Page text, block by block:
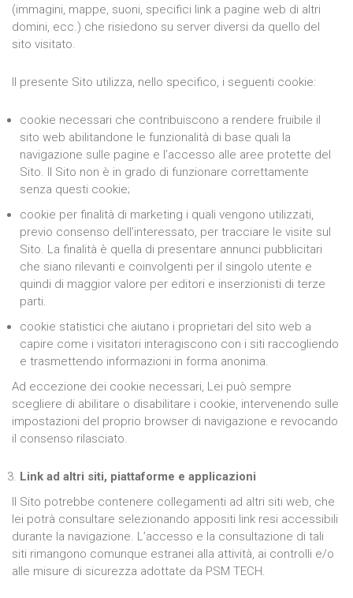
(immagini, mappe, suoni, specifici link a pagine web di altri
domini, ecc.) che risiedono su server diversi da quello del
sito visitato.
Il presente Sito utilizza, nello specifico, i seguenti cookie:
cookie necessari che contribuiscono a rendere fruibile il
sito web abilitandone le funzionalità di base quali la
navigazione sulle pagine e l’accesso alle aree protette del
Sito. Il Sito non è in grado di funzionare correttamente
senza questi cookie;
cookie per finalità di marketing i quali vengono utilizzati,
previo consenso dell’interessato, per tracciare le visite sul
Sito. La finalità è quella di presentare annunci pubblicitari
che siano rilevanti e coinvolgenti per il singolo utente e
quindi di maggior valore per editori e inserzionisti di terze
parti.
cookie statistici che aiutano i proprietari del sito web a
capire come i visitatori interagiscono con i siti raccogliendo
e trasmettendo informazioni in forma anonima.
Ad eccezione dei cookie necessari, Lei può sempre
scegliere di abilitare o disabilitare i cookie, intervenendo sulle
impostazioni del proprio browser di navigazione e revocando
il consenso rilasciato.
Link ad altri siti, piattaforme e applicazioni
Il Sito potrebbe contenere collegamenti ad altri siti web, che
lei potrà consultare selezionando appositi link resi accessibili
durante la navigazione. L’accesso e la consultazione di tali
siti rimangono comunque estranei alla attività, ai controlli e/o
alle misure di sicurezza adottate da PSM TECH.